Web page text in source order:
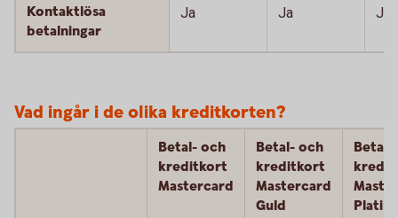
Kontaktlösa
betalningar
Ja Ja Ja
Vad ingår i de olika kreditkorten?
Betal- och
kreditkort
Mastercard
Betal- och
kreditkort
Mastercard
Guld
Betal-